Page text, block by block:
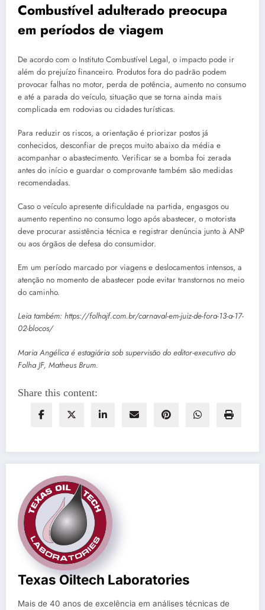
Combustível adulterado preocupa
em períodos de viagem
De acordo com o Instituto Combustível Legal, o impacto pode ir
além do prejuízo financeiro. Produtos fora do padrão podem
provocar falhas no motor, perda de potência, aumento no consumo
e até a parada do veículo, situação que se torna ainda mais
complicada em rodovias ou cidades turísticas.
Para reduzir os riscos, a orientação é priorizar postos já
conhecidos, desconfiar de preços muito abaixo da média e
acompanhar o abastecimento. Verificar se a bomba foi zerada
antes do início e guardar o comprovante também são medidas
recomendadas.
Caso o veículo apresente dificuldade na partida, engasgos ou
aumento repentino no consumo logo após abastecer, o motorista
deve procurar assistência técnica e registrar denúncia junto à ANP
ou aos órgãos de defesa do consumidor.
Em um período marcado por viagens e deslocamentos intensos, a
atenção no momento de abastecer pode evitar transtornos no meio
do caminho.
Leia também: https://folhajf.com.br/carnaval-em-juiz-de-fora-13-a-17-
02-blocos/
Maria Angélica é estagiária sob supervisão do editor-executivo do
Folha JF, Matheus Brum.
Share this content:
Texas Oiltech Laboratories
Mais de 40 anos de excelência em análises técnicas de